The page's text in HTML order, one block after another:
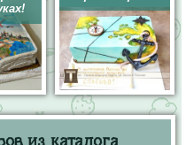
из каталога